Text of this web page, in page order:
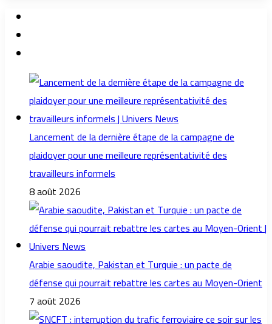
Lancement de la dernière étape de la campagne de
plaidoyer pour une meilleure représentativité des
travailleurs informels
8 août 2026
Arabie saoudite, Pakistan et Turquie : un pacte de
défense qui pourrait rebattre les cartes au Moyen-Orient
7 août 2026